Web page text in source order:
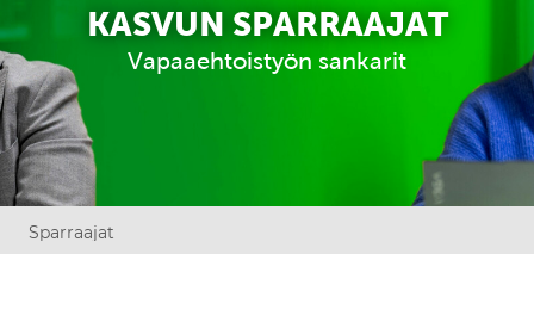
KASVUN SPARRAAJAT
Vapaaehtoistyön sankarit
Sparraajat